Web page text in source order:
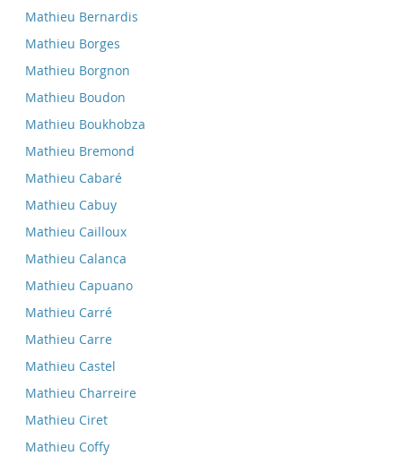
Mathieu Bernardis
Mathieu Borges
Mathieu Borgnon
Mathieu Boudon
Mathieu Boukhobza
Mathieu Bremond
Mathieu Cabaré
Mathieu Cabuy
Mathieu Cailloux
Mathieu Calanca
Mathieu Capuano
Mathieu Carré
Mathieu Carre
Mathieu Castel
Mathieu Charreire
Mathieu Ciret
Mathieu Coffy